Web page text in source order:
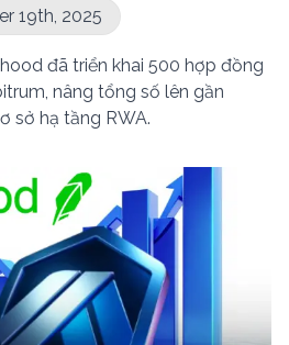
19th, 2025
đã triển khai 500 hợp đồng
nâng tổng số lên gần
sở hạ tầng RWA.